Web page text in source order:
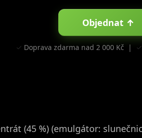
Objednat ↑
✓ Doprava zdarma nad 2 000 Kč | ✓
(45 %) (emulgátor: